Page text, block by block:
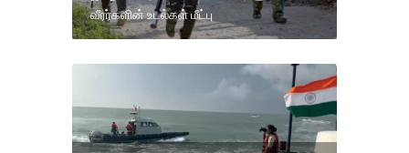
வீரர்களின் உடல்கள் மீட்பு